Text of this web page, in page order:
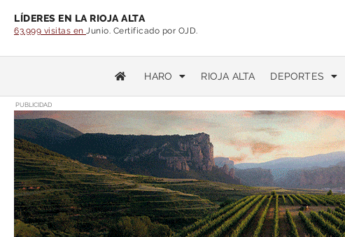
LÍDERES EN LA RIOJA ALTA
63.999 visitas en Junio. Certificado por OJD.
HARO RIOJA ALTA DEPORTES
PUBLICIDAD